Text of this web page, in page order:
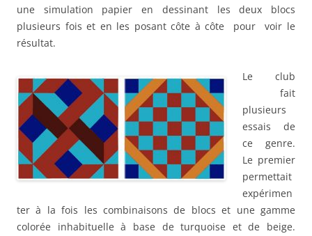
une simulation papier en dessinant les deux blocs
plusieurs fois et en les posant côte à côte pour voir le
résultat.
Le club
fait
plusieurs
essais de
ce genre.
Le premier
permettait
expérimen
ter à la fois les combinaisons de blocs et une gamme
colorée inhabituelle à base de turquoise et de beige.